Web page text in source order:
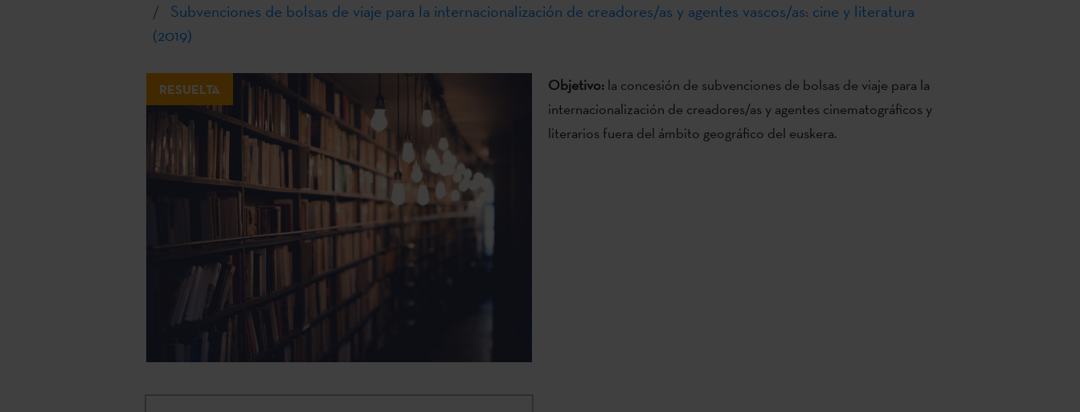
Subvenciones de bolsas de viaje para la internacionalización de creadores/as y agentes vascos/as: cine y literatura
(2019)
RESUELTA Objetivo: la concesión de subvenciones de bolsas de viaje para la
internacionalización de creadores/as y agentes cinematográficos y
literarios fuera del ámbito geográfico del euskera.